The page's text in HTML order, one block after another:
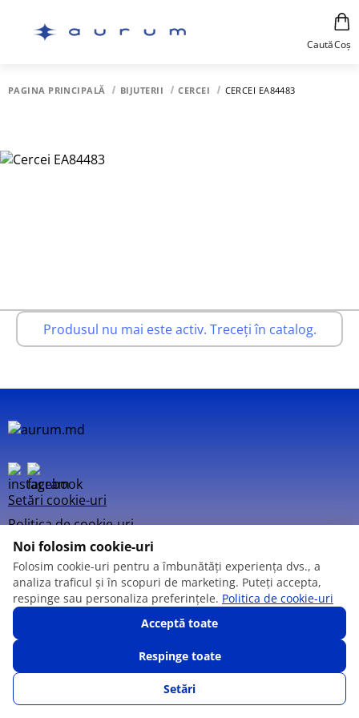
CautăCoș
PAGINA PRINCIPALĂ BIJUTERII CERCEI CERCEI EA84483
Produsul nu mai este activ. Treceți în catalog.
Setări cookie-uri
Politica de cookie-uri
© 2013 – 2026
SUNĂ-NE FAVORITE CATALOG AUTENTIFICARE
Noi folosim cookie-uri
Folosim cookie-uri pentru a îmbunătăți experiența dvs., a
analiza traficul și în scopuri de marketing. Puteți accepta,
respinge sau personaliza preferințele. Politica de cookie-uri
Acceptă toate
Respinge toate
Setări